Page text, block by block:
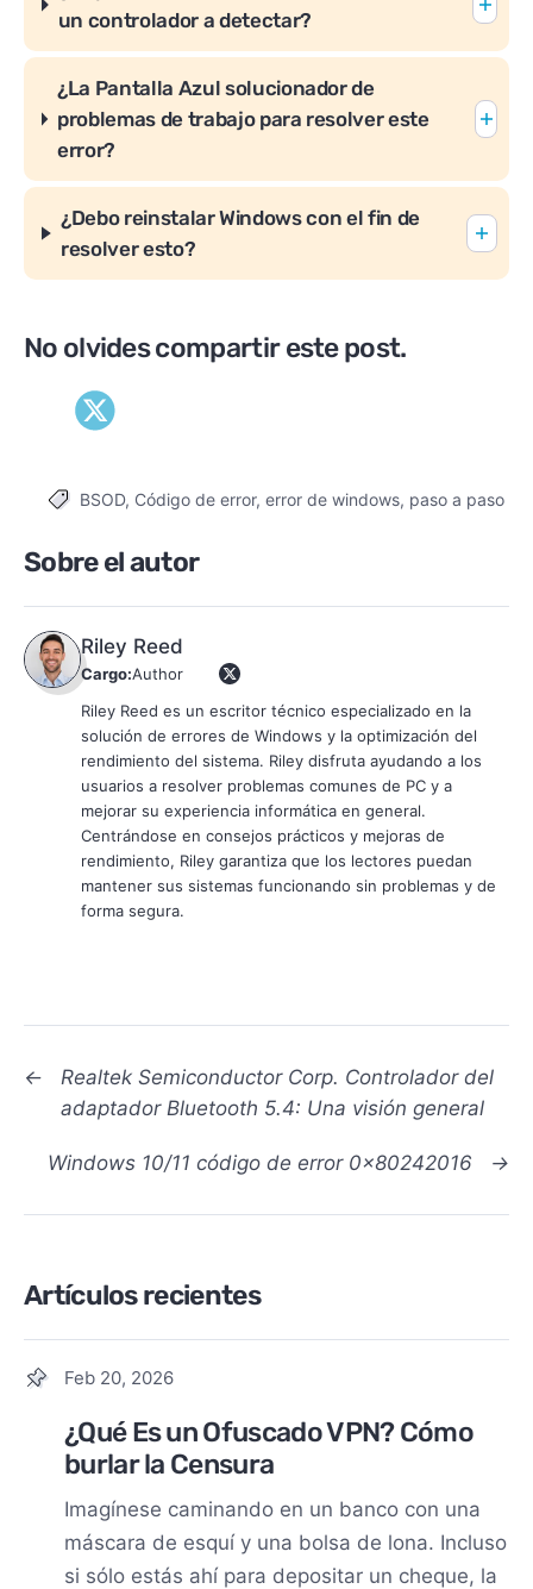
un controlador a detectar?
¿La Pantalla Azul solucionador de
problemas de trabajo para resolver este
error?
¿Debo reinstalar Windows con el fin de
resolver esto?
No olvides compartir este post.
TagsBSOD, Código de error, error de windows, paso a paso
Sobre el autor
Riley Reed
Cargo:Author
Riley Reed es un escritor técnico especializado en la
solución de errores de Windows y la optimización del
rendimiento del sistema. Riley disfruta ayudando a los
usuarios a resolver problemas comunes de PC y a
mejorar su experiencia informática en general.
Centrándose en consejos prácticos y mejoras de
rendimiento, Riley garantiza que los lectores puedan
mantener sus sistemas funcionando sin problemas y de
forma segura.
←
Realtek Semiconductor Corp. Controlador del
adaptador Bluetooth 5.4: Una visión general
→
Windows 10/11 código de error 0x80242016
Artículos recientes
Feb 20, 2026
¿Qué Es un Ofuscado VPN? Cómo
burlar la Censura
Imagínese caminando en un banco con una
máscara de esquí y una bolsa de lona. Incluso
si sólo estás ahí para depositar un cheque, la